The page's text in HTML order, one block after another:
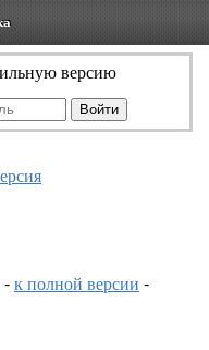
версию
-к полной версии -